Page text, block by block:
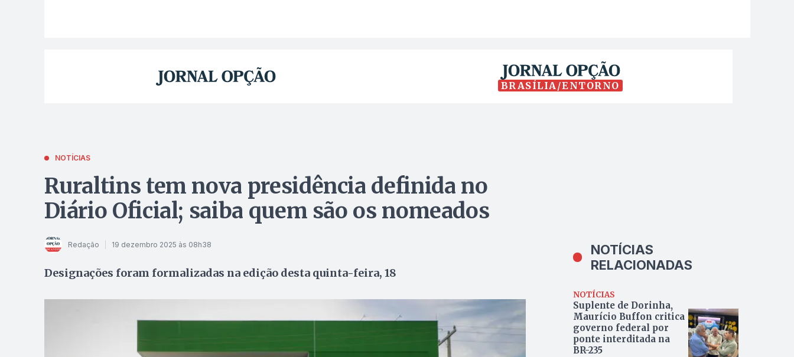
BRASÍLIA/ENTORNO
NOTÍCIAS
Ruraltins tem nova presidência definida no
Diário Oficial; saiba quem são os nomeados
Redação 19 dezembro 2025 às 08h38
Designações foram formalizadas na edição desta quinta-feira, 18
NOTÍCIAS
RELACIONADAS
NOTÍCIAS
Suplente de Dorinha,
Maurício Buffon critica
governo federal por
ponte interditada na
BR-235